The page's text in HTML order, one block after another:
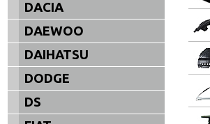
DACIA
DAEWOO
DAIHATSU
DODGE
DS